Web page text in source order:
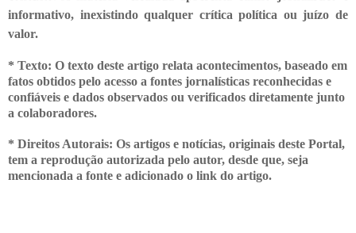
informativo, inexistindo qualquer críticapolítica ou juízo de
valor.
* Texto: O texto deste artigo relata acontecimentos, baseado em
fatos obtidos pelo acesso a fontes jornalísticas reconhecidas e
confiáveis e dados observados ou verificados diretamente junto
a colaboradores.
* Direitos Autorais: Os artigos e notícias, originais deste Portal,
tem a reprodução autorizada pelo autor, desde que, seja
mencionada a fonte e adicionado o link do artigo.